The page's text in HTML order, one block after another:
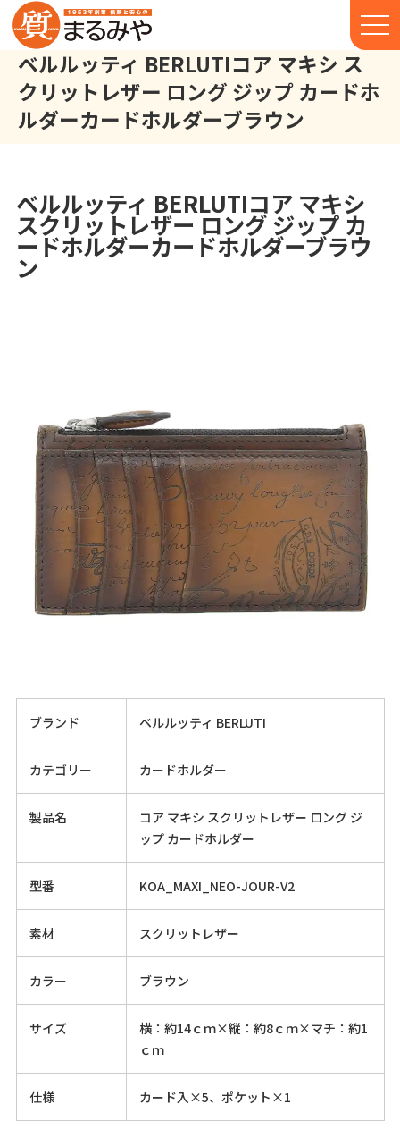
ベルルッティ BERLUTIコア マキシ ス
クリットレザー ロング ジップ カードホ
ルダーカードホルダーブラウン
ベルルッティ BERLUTIコア マキシ
スクリットレザー ロング ジップ カ
ードホルダーカードホルダーブラウ
ン
ブランド ベルルッティ BERLUTI
カテゴリー カードホルダー
製品名
コア マキシ スクリットレザー ロング ジ
ップ カードホルダー
型番 KOA_MAXI_NEO-JOUR-V2
素材 スクリットレザー
カラー ブラウン
サイズ
横：約14ｃｍ×縦：約8ｃｍ×マチ：約1
ｃｍ
仕様 カード入×5、ポケット×1